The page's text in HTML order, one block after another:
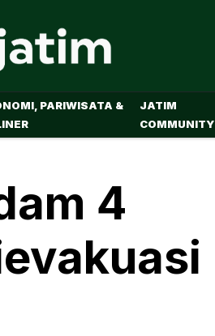
PARIWISATA &
JATIM
COMMUNITY
4